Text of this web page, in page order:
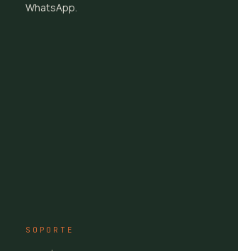
WhatsApp.
SOPORTE